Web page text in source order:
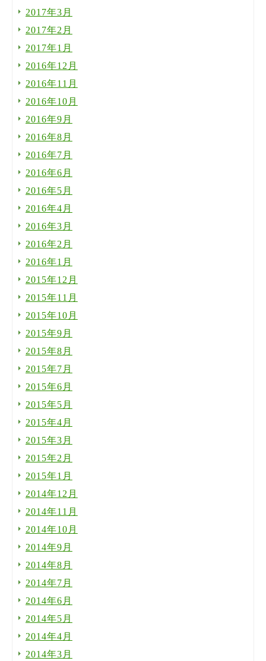
2017年3月
2017年2月
2017年1月
2016年12月
2016年11月
2016年10月
2016年9月
2016年8月
2016年7月
2016年6月
2016年5月
2016年4月
2016年3月
2016年2月
2016年1月
2015年12月
2015年11月
2015年10月
2015年9月
2015年8月
2015年7月
2015年6月
2015年5月
2015年4月
2015年3月
2015年2月
2015年1月
2014年12月
2014年11月
2014年10月
2014年9月
2014年8月
2014年7月
2014年6月
2014年5月
2014年4月
2014年3月